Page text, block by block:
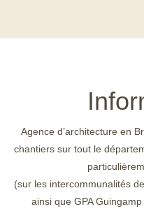
Agence d’architecture en
chantiers sur tout le
(sur les intercommunalités
ainsi que GPA